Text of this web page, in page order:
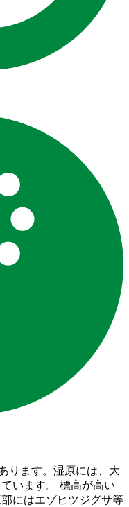
ります。湿原には、大
います。 標高が高い
にはエゾヒツジグサ等